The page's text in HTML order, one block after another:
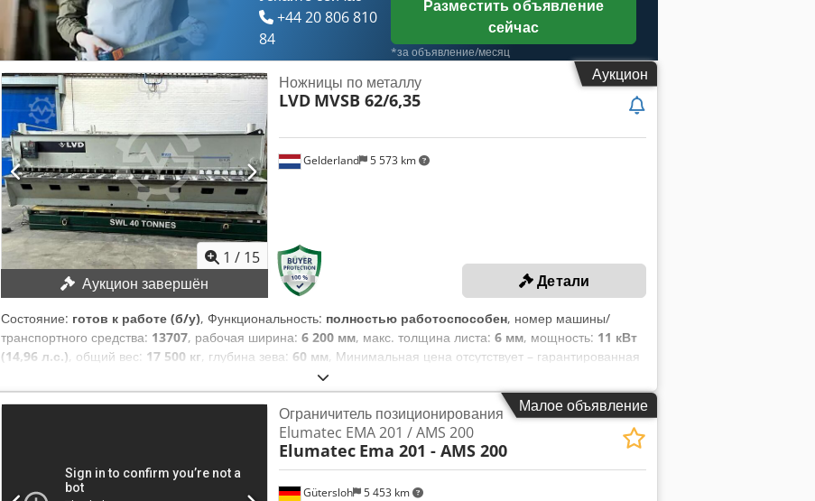
+44 20 806 810
84
Разместить объявление
сейчас
*за объявление/месяц
Аукцион
1 / 15
Аукцион завершён
Gelderland 5 573 km
Ножницы по металлу
LVD MVSB 62/6,35
Детали
Состояние: готов к работе (б/у), Функциональность: полностью работоспособен, номер машины/
транспортного средства: 13707, рабочая ширина: 6 200 мм, макс. толщина листа: 6 мм, мощность: 11 кВт
(14,96 л.с.), общий вес: 17 500 кг, глубина зева: 60 мм, Минимальная цена отсутствует – гарантированная
продажа по самой высокой цене! ТЕХНИЧЕСКИЕ ХАРАКТЕРИСТИКИ Максимальная толщина листа: 6 мм
Максимальная рабочая ширина: 6200 мм Вылет: 60 мм Глубина упора: 1000 мм ХАРАКТЕРИСТИКИ
СТАНКА Мощность: 11,0 кВт Управление: Традиционное Производитель системы управления: Elgo Тип
привода: Гидравлический Габариты и вес Общая длина: 6400 мм Dodpfx Abszk Dzdopock Вес: 17500 кг
КОМПЛЕКТАЦИЯ Документация Система поддержки листового материала: Пневматическая Регулировка
угла: Моторная Тип упора: Электрический
Малое объявление
Gütersloh 5 453 km
Ограничитель позиционирования
Elumatec EMA 201 / AMS 200
Elumatec Ema 201 - AMS 200